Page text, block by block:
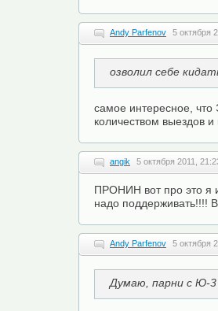
Andy Parfenov 5 октября
озволил себе
самое интересное,
количеством выездов
angik 5 октября 2011,
ПРОНИН вот про это я
надо поддерживать!!!!
Andy Parfenov 5 октября
Думаю, парни с Ю-